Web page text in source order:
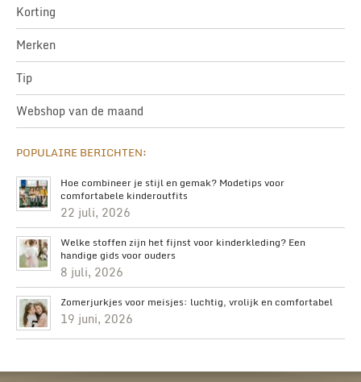
Korting
Merken
Tip
Webshop van de maand
POPULAIRE BERICHTEN:
Hoe combineer je stijl en gemak? Modetips voor
comfortabele kinderoutfits
22 juli, 2026
Welke stoffen zijn het fijnst voor kinderkleding? Een
handige gids voor ouders
8 juli, 2026
Zomerjurkjes voor meisjes: luchtig, vrolijk en comfortabel
19 juni, 2026